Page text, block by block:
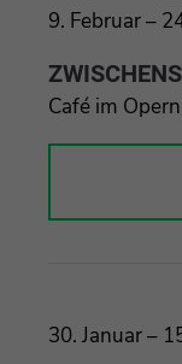
9. Februar –
Café im
30. Januar –